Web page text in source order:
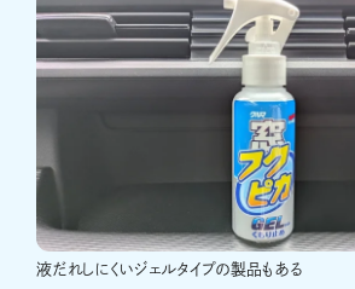
液だれしにくいジェルタイプの製品もある